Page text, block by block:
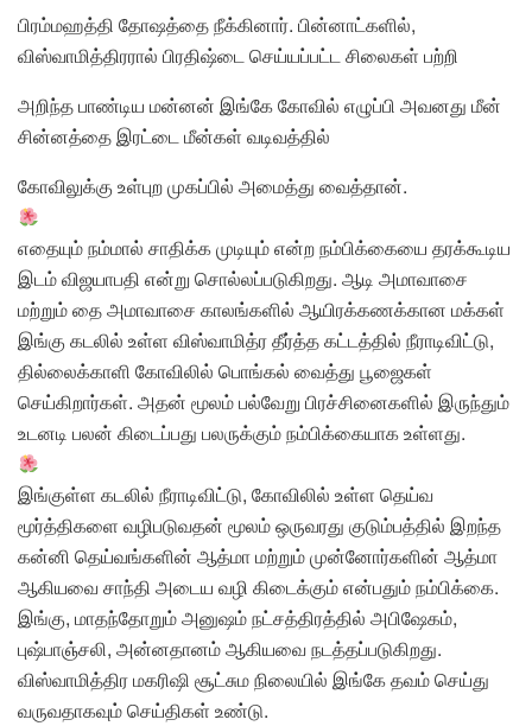
பிரம்மஹத்தி தோஷத்தை நீக்கினார். பின்னாட்களில்,
விஸ்வாமித்திரரால் பிரதிஷ்டை செய்யப்பட்ட சிலைகள் பற்றி
அறிந்த பாண்டிய மன்னன் இங்கே கோவில் எழுப்பி அவனது மீன்
சின்னத்தை இரட்டை மீன்கள் வடிவத்தில்
கோவிலுக்கு உள்புற முகப்பில் அமைத்து வைத்தான்.
எதையும் நம்மால் சாதிக்க முடியும் என்ற நம்பிக்கையை தரக்கூடிய
இடம் விஜயாபதி என்று சொல்லப்படுகிறது. ஆடி அமாவாசை
மற்றும் தை அமாவாசை காலங்களில் ஆயிரக்கணக்கான மக்கள்
இங்கு கடலில் உள்ள விஸ்வாமித்ர தீர்த்த கட்டத்தில் நீராடிவிட்டு,
தில்லைக்காளி கோவிலில் பொங்கல் வைத்து பூஜைகள்
செய்கிறார்கள். அதன் மூலம் பல்வேறு பிரச்சினைகளில் இருந்தும்
உடனடி பலன் கிடைப்பது பலருக்கும் நம்பிக்கையாக உள்ளது.
இங்குள்ள கடலில் நீராடிவிட்டு, கோவிலில் உள்ள தெய்வ
மூர்த்திகளை வழிபடுவதன் மூலம் ஒருவரது குடும்பத்தில் இறந்த
கன்னி தெய்வங்களின் ஆத்மா மற்றும் முன்னோர்களின் ஆத்மா
ஆகியவை சாந்தி அடைய வழி கிடைக்கும் என்பதும் நம்பிக்கை.
இங்கு, மாதந்தோறும் அனுஷம் நட்சத்திரத்தில் அபிஷேகம்,
புஷ்பாஞ்சலி, அன்னதானம் ஆகியவை நடத்தப்படுகிறது.
விஸ்வாமித்திர மகரிஷி சூட்சும நிலையில் இங்கே தவம் செய்து
வருவதாகவும் செய்திகள் உண்டு.